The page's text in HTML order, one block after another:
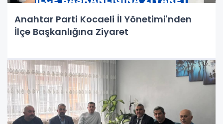
Anahtar Parti Kocaeli İl Yönetimi'nden
İlçe Başkanlığına Ziyaret